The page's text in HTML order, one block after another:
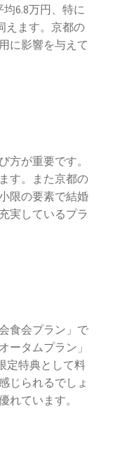
6.8万円、特に
えます。京都の
に影響を与えて
が重要です。
す。また京都の
限の要素で結婚
実しているプラ
食会プラン」で
ータムプラン」
定特典として料
じられるでしょ
れています。